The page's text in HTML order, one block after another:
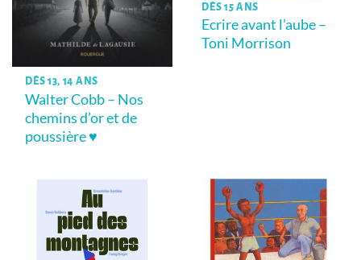
DÈS 13, 14 ANS
Walter Cobb – Nos
chemins d’or et de
poussière ♥
DÈS 15 ANS
Ecrire avant l’aube –
Toni Morrison